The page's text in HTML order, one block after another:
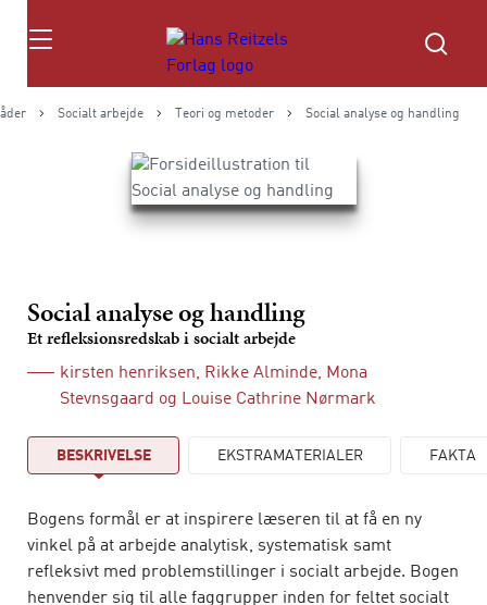
Søg
Socialt arbejde Teori og metoder Social analyse og handling
Social analyse og handling
Et refleksionsredskab i socialt arbejde
kirsten henriksen, Rikke Alminde, Mona
Stevnsgaard og Louise Cathrine Nørmark
BESKRIVELSE EKSTRAMATERIALER FAKTA
Bogens formål er at inspirere læseren til at få en ny
vinkel på at arbejde analytisk, systematisk samt
refleksivt med problemstillinger i socialt arbejde. Bogen
henvender sig til alle faggrupper inden for feltet socialt